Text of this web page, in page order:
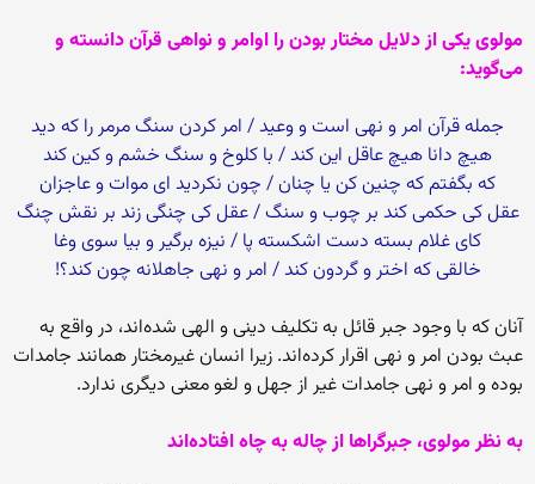
مولوى یکى از دلایل مختار بودن را اوامر و نواهى قرآن دانسته و
مى‌‏گوید:
جمله قرآن امر و نهى است و وعید / امر کردن سنگ مرمر را که دید
هیچ دانا هیچ عاقل این کند / با کلوخ و سنگ خشم و کین کند
که بگفتم که چنین کن یا چنان / چون نکردید اى موات و عاجزان‏
عقل کى حکمى کند بر چوب و سنگ / عقل کى چنگى زند بر نقش چنگ‏
کاى غلام بسته دست اشکسته پا / نیزه برگیر و بیا سوى وغا
خالقى که اختر و گردون کند / امر و نهى جاهلانه چون کند؟!
آنان که با وجود جبر قائل به تکلیف دینى و الهى شده‏‌اند، در واقع به
عبث بودن امر و نهى اقرار کرده‏‌اند. زیرا انسان غیرمختار همانند جامدات
بوده و امر و نهى جامدات غیر از جهل و لغو معنى دیگرى ندارد.
به نظر مولوی، جبرگراها از چاله به چاه افتاده‌اند